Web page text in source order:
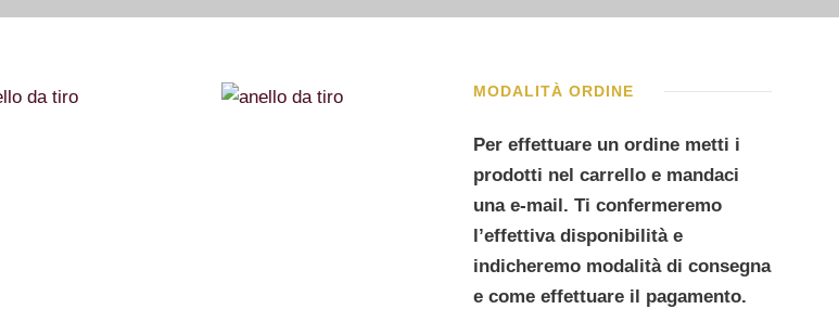
MODALITÀ ORDINE
Per effettuare un ordine metti i
prodotti nel carrello e mandaci
una e-mail. Ti confermeremo
l’effettiva disponibilità e
indicheremo modalità di consegna
e come effettuare il pagamento.